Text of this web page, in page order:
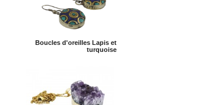
Boucles d'oreilles Lapis et
turquoise